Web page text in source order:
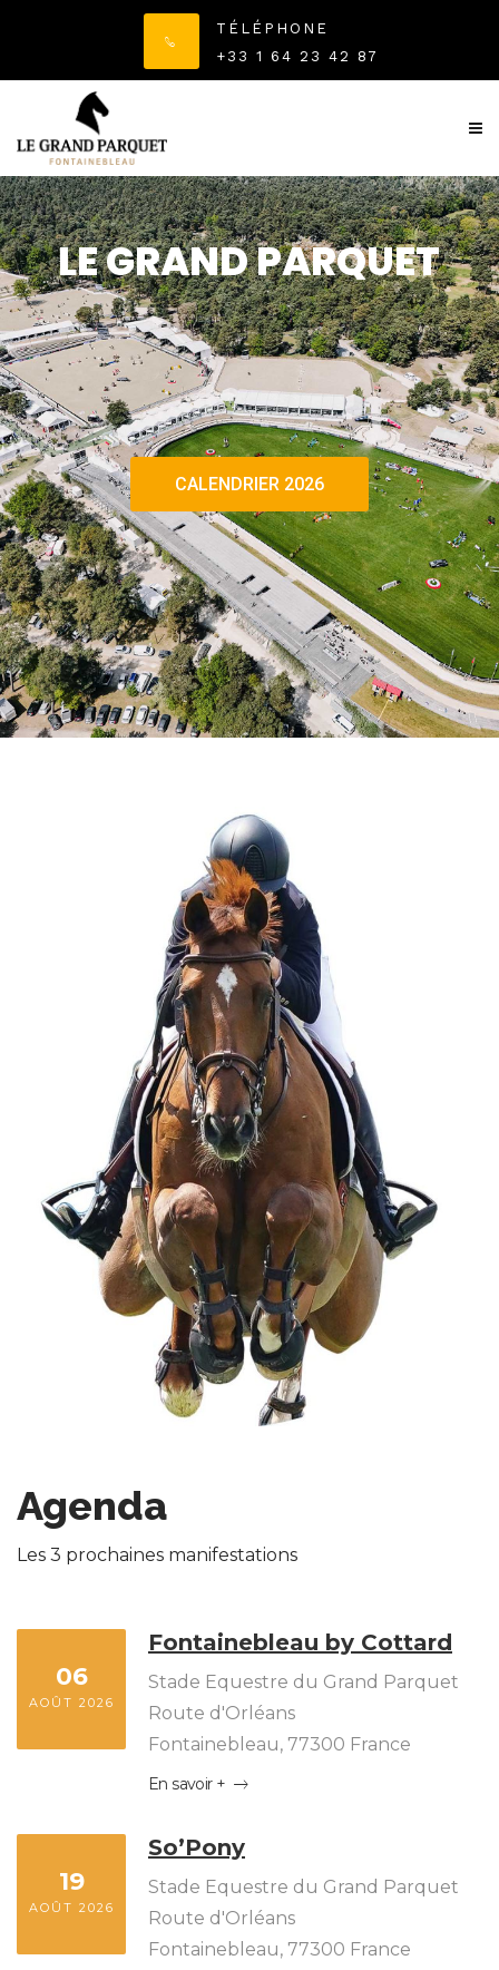
TÉLÉPHONE
+33 1 64 23 42 87
LE GRAND PARQUET
CALENDRIER 2026
Agenda
Les 3 prochaines manifestations
06
AOÛT 2026
Fontainebleau by Cottard
Stade Equestre du Grand Parquet
Route d'Orléans
Fontainebleau, 77300 France
En savoir +
19
AOÛT 2026
So’Pony
Stade Equestre du Grand Parquet
Route d'Orléans
Fontainebleau, 77300 France